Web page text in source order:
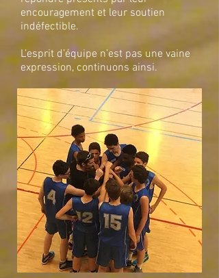
encouragement et leur soutien
indéfectible.
L’esprit d’équipe n’est pas une vaine
expression, continuons ainsi.